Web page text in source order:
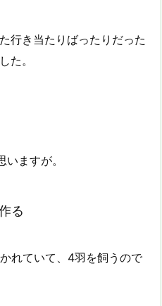
行き当たりばったりだった
た。
ますが。
る
れていて、4羽を飼うので